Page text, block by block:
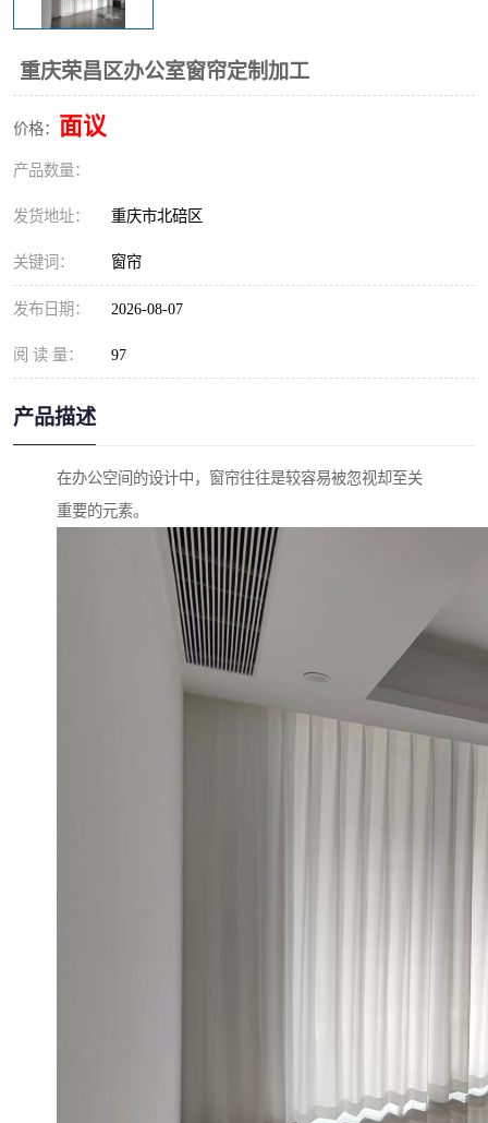
重庆荣昌区办公室窗帘定制加工
价格： 面议
产品数量：
发货地址： 重庆市北碚区
关键词： 窗帘
发布日期： 2026-08-07
阅 读 量： 97
产品描述
在办公空间的设计中，窗帘往往是较容易被忽视却至关
重要的元素。